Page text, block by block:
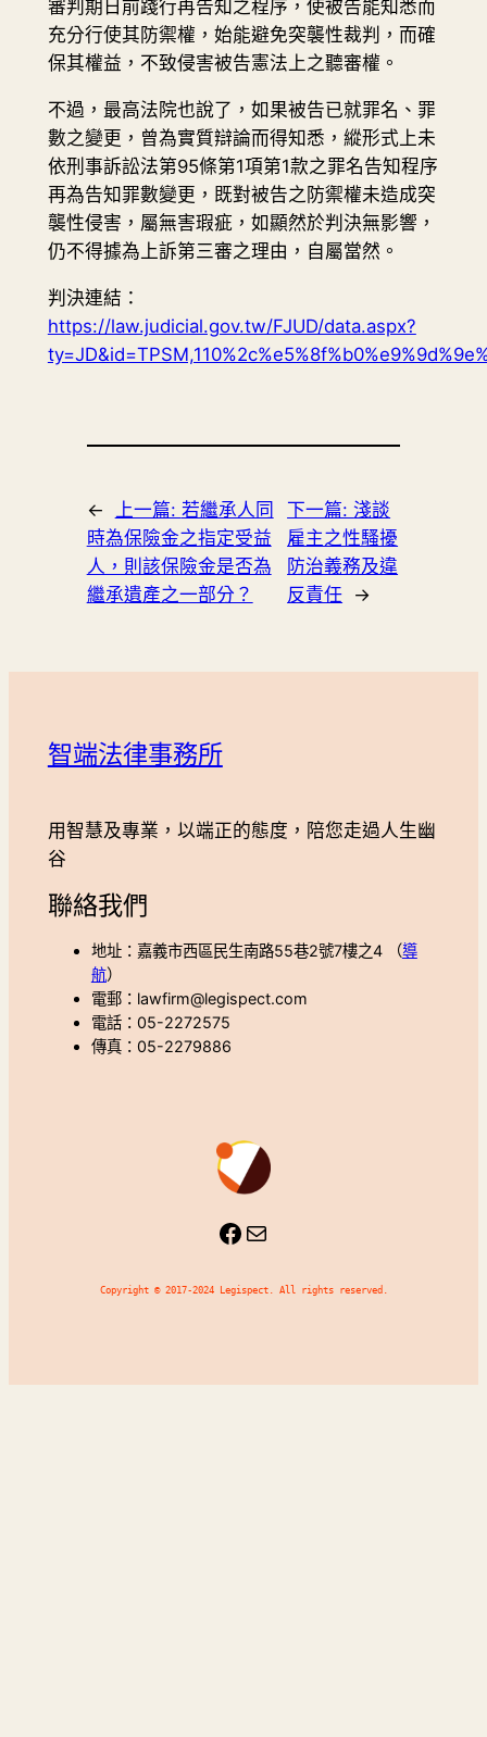
審判期日前踐行再告知之程序，使被告能知悉而
充分行使其防禦權，始能避免突襲性裁判，而確
保其權益，不致侵害被告憲法上之聽審權。
不過，最高法院也說了，如果被告已就罪名、罪
數之變更，曾為實質辯論而得知悉，縱形式上未
依刑事訴訟法第95條第1項第1款之罪名告知程序
再為告知罪數變更，既對被告之防禦權未造成突
襲性侵害，屬無害瑕疵，如顯然於判決無影響，
仍不得據為上訴第三審之理由，自屬當然。
判決連結：
https://law.judicial.gov.tw/FJUD/data.aspx?
← 上一篇: 若繼承人同
時為保險金之指定受益
人，則該保險金是否為
繼承遺產之一部分？
下一篇:淺談
雇主之性騷擾
防治義務及違
反責任 →
智端法律事務所
用智慧及專業，以端正的態度，陪您走過人生幽
谷
聯絡我們
地址：嘉義市西區民生南路55巷2號7樓之4 （導
航）
電郵：lawfirm@legispect.com
電話：05-2272575
傳真：05-2279886
Facebook
Mail
Copyright © 2017-2024 Legispect. All rights reserved.